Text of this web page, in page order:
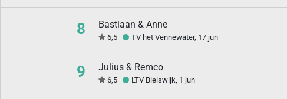
8 Bastiaan & Anne
6,5 TV het Vennewater, 17 jun
9 Julius & Remco
6,5 LTV Bleiswijk, 1 jun